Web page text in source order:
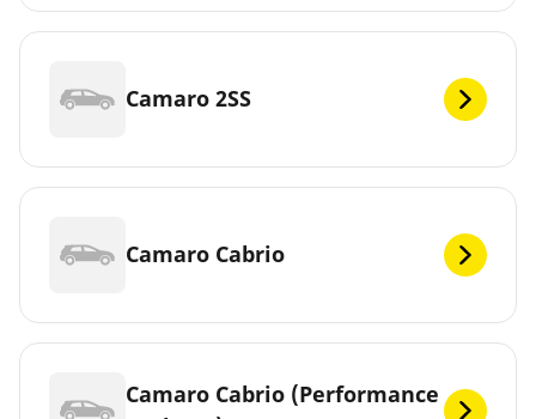
Camaro 2SS
Camaro Cabrio
Camaro Cabrio (Performance